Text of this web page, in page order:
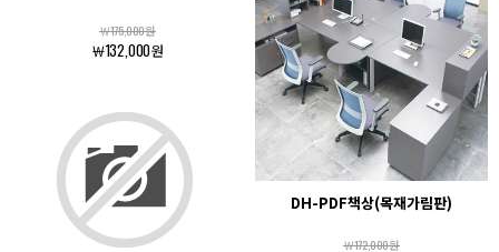
￦175,000원
￦132,000원
DH-PDF책상(목재가림판)
￦172,000원